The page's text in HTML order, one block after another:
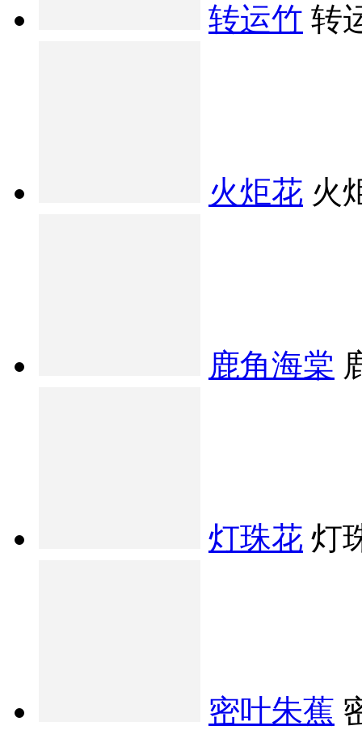
转运竹 转
火炬花 火
鹿角海棠
灯珠花 灯
密叶朱蕉